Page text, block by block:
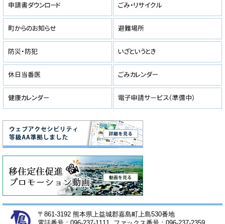
〒861-3192 熊本県上益城郡嘉島町上島530番地